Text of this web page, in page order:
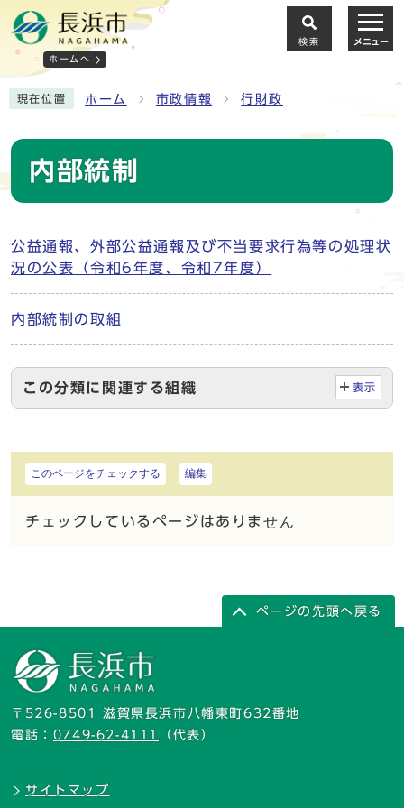
ホームへ
検索 メニュー
現在位置 ホーム 市政情報 行財政
内部統制
公益通報、外部公益通報及び不当要求行為等の処理状
況の公表（令和6年度、令和7年度）
内部統制の取組
この分類に関連する組織 表示
このページをチェックする 編集
チェックしているページはありません
ページの先頭へ戻る
〒526-8501 滋賀県長浜市八幡東町632番地
電話： 0749-62-4111 （代表）
サイトマップ